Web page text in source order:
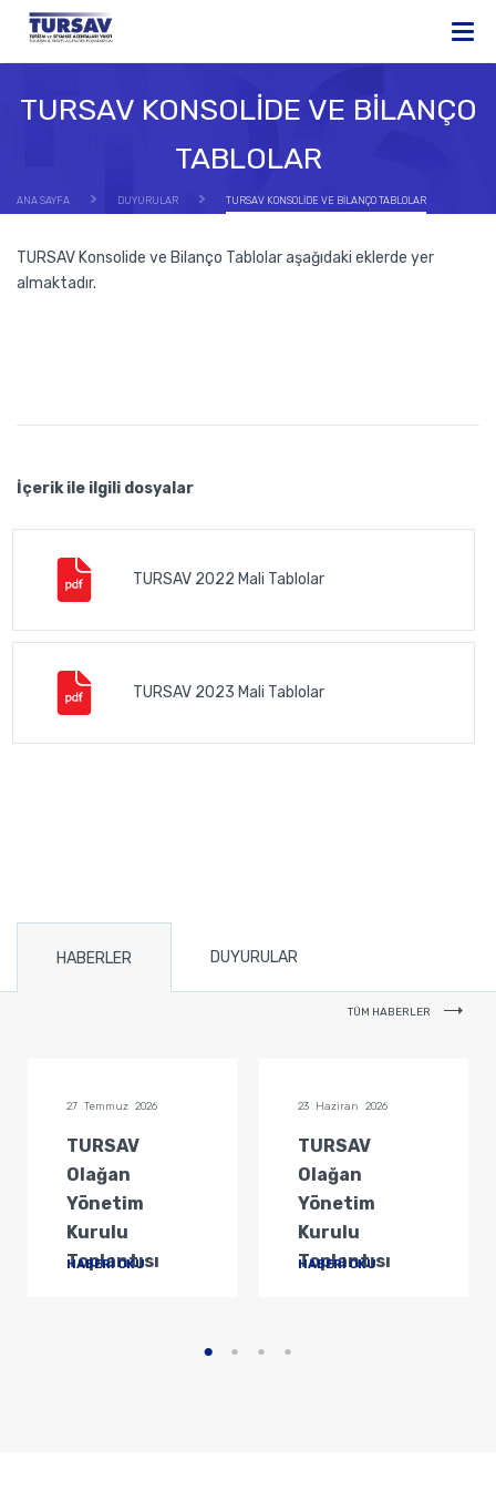
TURSAV KONSOLİDE VE BİLANÇO
TABLOLAR
ANA SAYFA DUYURULAR TURSAV KONSOLİDE VE BİLANÇO TABLOLAR
TURSAV Konsolide ve Bilanço Tablolar aşağıdaki eklerde yer
almaktadır.
İçerik ile ilgili dosyalar
TURSAV 2022 Mali Tablolar
TURSAV 2023 Mali Tablolar
HABERLER DUYURULAR
TÜM HABERLER
27 Temmuz 2026
TURSAV
Olağan
Yönetim
Kurulu
Toplantısı
HABERİ OKU
23 Haziran 2026
TURSAV
Olağan
Yönetim
Kurulu
Toplantısı
HABERİ OKU